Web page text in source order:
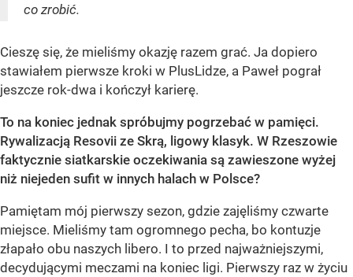
co zrobić.
Cieszę się, że mieliśmy okazję razem grać. Ja dopiero
stawiałem pierwsze kroki w PlusLidze, a Paweł pograł
jeszcze rok-dwa i kończył karierę.
To na koniec jednak spróbujmy pogrzebać w pamięci.
Rywalizacją Resovii ze Skrą, ligowy klasyk. W Rzeszowie
faktycznie siatkarskie oczekiwania są zawieszone wyżej
niż niejeden sufit w innych halach w Polsce?
Pamiętam mój pierwszy sezon, gdzie zajęliśmy czwarte
miejsce. Mieliśmy tam ogromnego pecha, bo kontuzje
złapało obu naszych libero. I to przed najważniejszymi,
decydującymi meczami na koniec ligi. Pierwszy raz w życiu